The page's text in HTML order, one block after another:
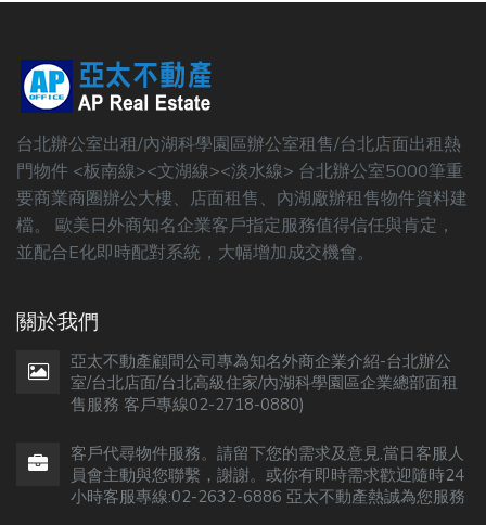
台北辦公室出租/內湖科學園區辦公室租售/台北店面出租熱
門物件 <板南線><文湖線><淡水線> 台北辦公室5000筆重
要商業商圈辦公大樓、店面租售、內湖廠辦租售物件資料建
檔。 歐美日外商知名企業客戶指定服務值得信任與肯定，
並配合E化即時配對系統，大幅增加成交機會。
關於我們
亞太不動產顧問公司專為知名外商企業介紹-台北辦公
室/台北店面/台北高級住家/內湖科學園區企業總部面租
售服務 客戶專線02-2718-0880)
客戶代尋物件服務。請留下您的需求及意見.當日客服人
員會主動與您聯繫，謝謝。或你有即時需求歡迎隨時24
小時客服專線:02-2632-6886 亞太不動產熱誠為您服務